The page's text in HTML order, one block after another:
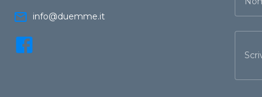
mail_outline info@duemme.it